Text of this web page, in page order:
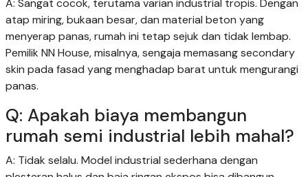
A: Sangat cocok, terutama varian industrial tropis. Dengan
atap miring, bukaan besar, dan material beton yang
menyerap panas, rumah ini tetap sejuk dan tidak lembap.
Pemilik NN House, misalnya, sengaja memasang secondary
skin pada fasad yang menghadap barat untuk mengurangi
panas.
Q: Apakah biaya membangun
rumah semi industrial lebih mahal?
A: Tidak selalu. Model industrial sederhana dengan